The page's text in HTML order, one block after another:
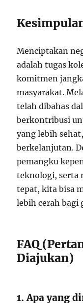
Menciptakan
adalah tugas
komitmen
masyarakat.
telah dibahas
berkontribusi
yang lebih
berkelanjutan.
pemangku
teknologi, serta
tepat, kita bisa
lebih cerah bagi
FAQ
Diajukan)
1. Apa yang